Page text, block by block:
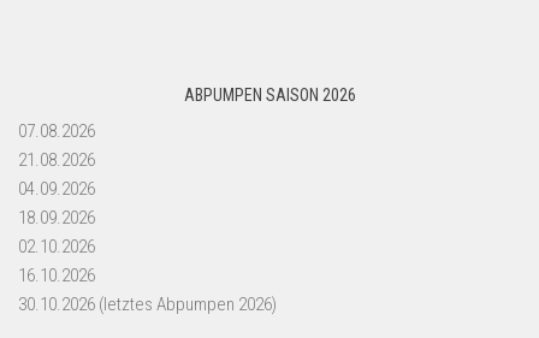
ABPUMPEN SAISON 2026
07.08.2026
21.08.2026
04.09.2026
18.09.2026
02.10.2026
16.10.2026
30.10.2026 (letztes Abpumpen 2026)